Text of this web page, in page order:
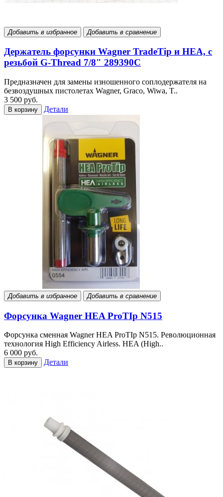
Добавить в избранное Добавить в сравнение
Держатель форсунки Wagner TradeTip и HEA, с
резьбой G-Thread 7/8" 289390С
Предназначен для замены изношенного соплодержателя на
безвоздушных пистолетах Wagner, Graco, Wiwa, T..
3 500 руб.
В корзину Детали
Добавить в избранное Добавить в сравнение
Форсунка Wagner HEA ProTIp N515
Форсунка сменная Wagner HEA ProTIp N515. Революционная
технология High Efficiency Airless. HEA (High..
6 000 руб.
В корзину Детали